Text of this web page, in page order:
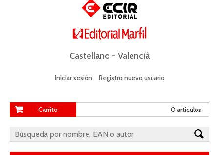
Castellano - Valencià
Iniciar sesión Registro nuevo usuario
Carrito 0 artículos